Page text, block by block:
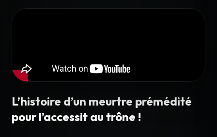
L’histoire d’un meurtre prémédité
pour l’accessit au trône !